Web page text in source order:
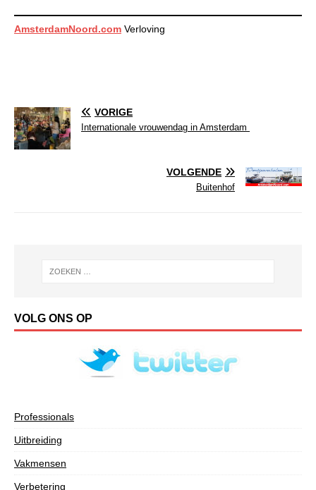
AmsterdamNoord.com Verloving
VORIGE
Internationale vrouwendag in Amsterdam
VOLGENDE
Buitenhof
VOLG ONS OP
Professionals
Uitbreiding
Vakmensen
Verbetering